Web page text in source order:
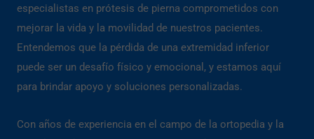
especialistas en prótesis de pierna comprometidos con
mejorar la vida y la movilidad de nuestros pacientes.
Entendemos que la pérdida de una extremidad inferior
puede ser un desafío físico y emocional, y estamos aquí
para brindar apoyo y soluciones personalizadas.
Con años de experiencia en el campo de la ortopedia y la